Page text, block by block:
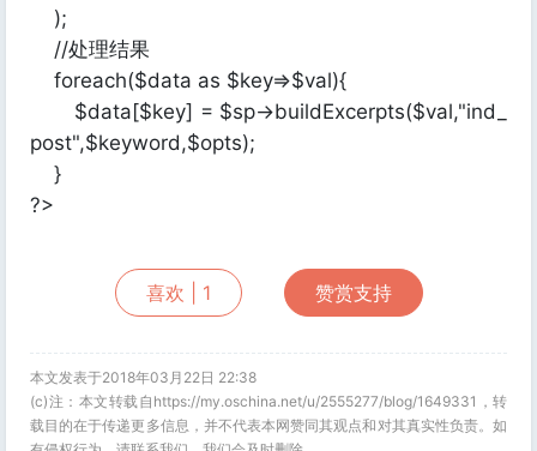
);
//处理结果
foreach($data as $key=>$val){
$data[$key] = $sp->buildExcerpts($val,"ind_
post",$keyword,$opts);
}
?>
喜欢 | 1 赞赏支持
本文发表于2018年03月22日 22:38
(c)注：本文转载自https://my.oschina.net/u/2555277/blog/1649331，转
载目的在于传递更多信息，并不代表本网赞同其观点和对其真实性负责。如